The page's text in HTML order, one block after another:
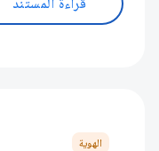
قراءة المستند
الهوية